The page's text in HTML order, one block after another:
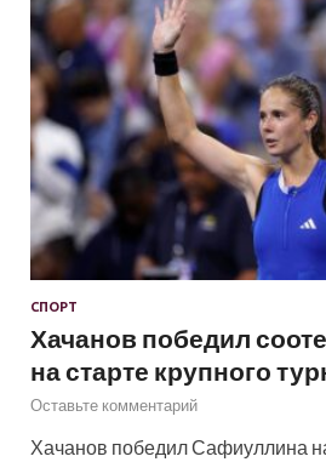
СПОРТ
Хачанов победил
на старте крупного
Оставьте комментарий
Хачанов победил Сафиуллина